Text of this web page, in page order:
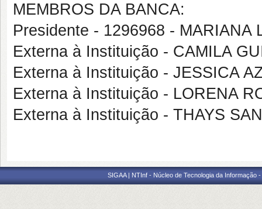
MEMBROS DA BANCA:
Presidente - 1296968 - MARIANA
Externa à Instituição - CAMILA
Externa à Instituição - JESSICA
Externa à Instituição - LORENA
Externa à Instituição - THAYS
SIGAA | NTInf - Núcleo de Tecnologia da